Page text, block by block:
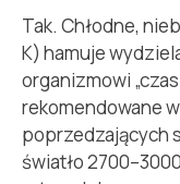
Tak. Chłodne,
K) hamuje
organizmowi
rekomendowane
poprzedzających
światło